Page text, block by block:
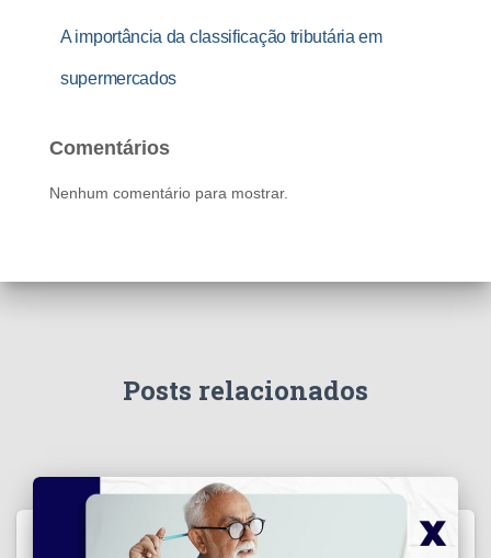
A importância da classificação tributária em
supermercados
Comentários
Nenhum comentário para mostrar.
Posts relacionados